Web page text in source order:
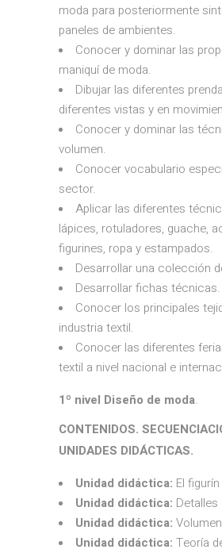
moda para posteriormente
paneles de ambientes.
Conocer y dominar las
maniquí de moda.
Dibujar las diferentes
diferentes vistas y en
Conocer y dominar las
volumen.
Conocer vocabulario
sector.
Aplicar las diferentes
lápices, rotuladores, guache,
figurines, ropa y estampados.
Desarrollar una colección
Desarrollar fichas técnicas.
Conocer los principales
industria textil.
Conocer las diferentes
textil a nivel nacional e
1º nivel Diseño de moda.
CONTENIDOS.
UNIDADES DIDÁCTICAS.
Unidad didáctica: El
Unidad didáctica:
Unidad didáctica:
Unidad didáctica: Teoría